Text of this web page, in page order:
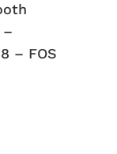
–
– FOS